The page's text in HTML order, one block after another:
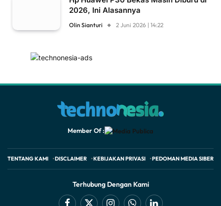
2026, Ini Alasannya
Olin Sianturi 2 Juni 2026 | 14:22
Member Of :
TENTANG KAMI DISCLAIMER KEBIJAKAN PRIVASI PEDOMAN MEDIA SIBER
Terhubung Dengan Kami